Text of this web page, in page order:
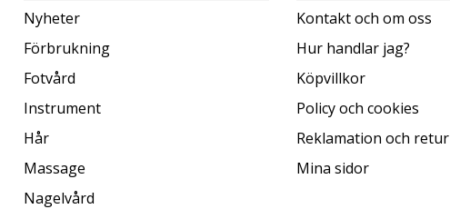
Nyheter
Förbrukning
Fotvård
Instrument
Hår
Massage
Nagelvård
Kontakt och om oss
Hur handlar jag?
Köpvillkor
Policy och cookies
Reklamation och retur
Mina sidor